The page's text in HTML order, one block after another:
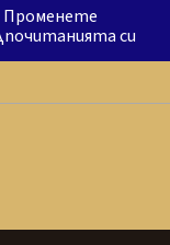
Променете
си